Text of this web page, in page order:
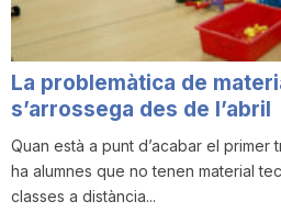
a
r
La problemàtica de
s’arrossega des de l’abril
Quan està a punt d’acabar el primer
ha alumnes que no tenen material
classes a distància...